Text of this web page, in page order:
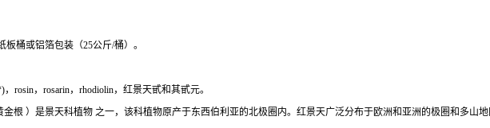
板桶或铝箔包装（25公斤/桶）。
，rosarin，rhodiolin，红景天甙和其甙元。
）是景天科植物 之一，该科植物原产于东西伯利亚的北极圈内。红景天广泛分布于欧洲和亚洲的极圈和多山地